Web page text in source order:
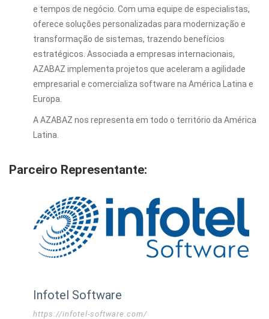
e tempos de negócio. Com uma equipe de especialistas,
oferece soluções personalizadas para modernização e
transformação de sistemas, trazendo benefícios
estratégicos. Associada a empresas internacionais,
AZABAZ implementa projetos que aceleram a agilidade
empresarial e comercializa software na América Latina e
Europa.
A AZABAZ nos representa em todo o território da América
Latina.
Parceiro Representante:
Infotel Software
https://infotel-software.com/